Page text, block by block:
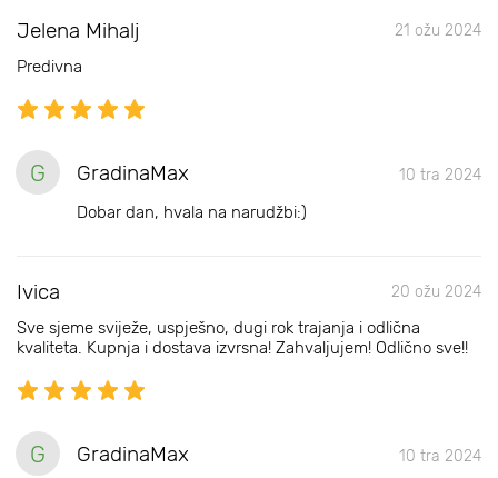
Jelena Mihalj 21 ožu 2024
Predivna
G GradinaMax 10 tra 2024
Dobar dan, hvala na narudžbi:)
Ivica 20 ožu 2024
Sve sjeme sviježe, uspješno, dugi rok trajanja i odlična
kvaliteta. Kupnja i dostava izvrsna! Zahvaljujem! Odlično sve!!
G GradinaMax 10 tra 2024